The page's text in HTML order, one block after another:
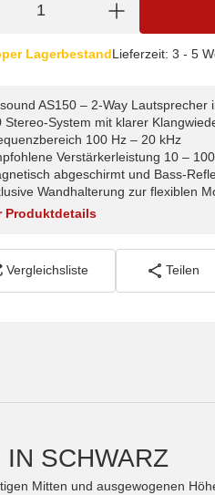
LagerbestandLieferzeit: 3 - 5
AS150 – 2-Way Lautsprecher
Stereo-System mit klarer
100 Hz – 20 kHz
Verstärkerleistung 10 –
abgeschirmt und Bass-
Wandhalterung zur flexiblen
Produktdetails
Vergleichsliste Teilen
SCHWARZ
Mitten und ausgewogenen